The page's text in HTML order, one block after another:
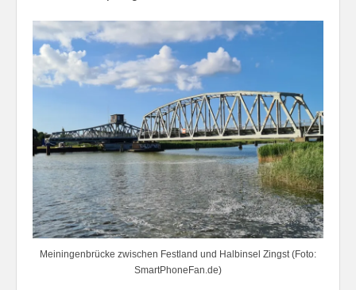
Meiningenbrücke zwischen Festland und Halbinsel Zingst (Foto:
SmartPhoneFan.de)